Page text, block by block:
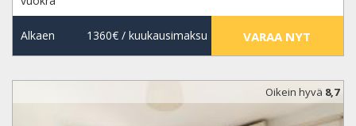
Alkaen 1360€/ kuukausimaksu VARAA NYT
Oikein hyvä 8,7